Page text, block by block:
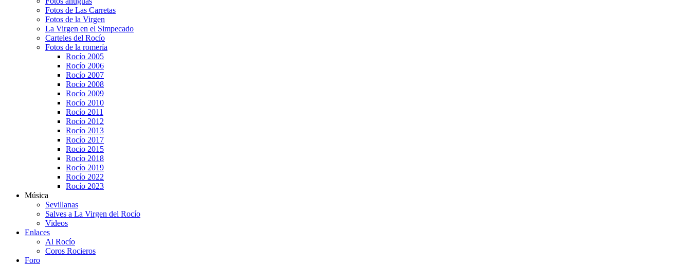
Fotos de Las Carretas
Fotos de la Virgen
La Virgen en el Simpecado
Carteles del Rocío
Fotos de la romería
Rocío 2005
Rocío 2006
Rocío 2007
Rocío 2008
Rocío 2009
Rocío 2010
Rocío 2011
Rocío 2012
Rocío 2013
Rocío 2017
Rocio 2015
Rocío 2018
Rocío 2019
Rocío 2022
Rocío 2023
Música
Sevillanas
Salves a La Virgen del Rocío
Videos
Enlaces
Al Rocío
Coros Rocieros
Foro